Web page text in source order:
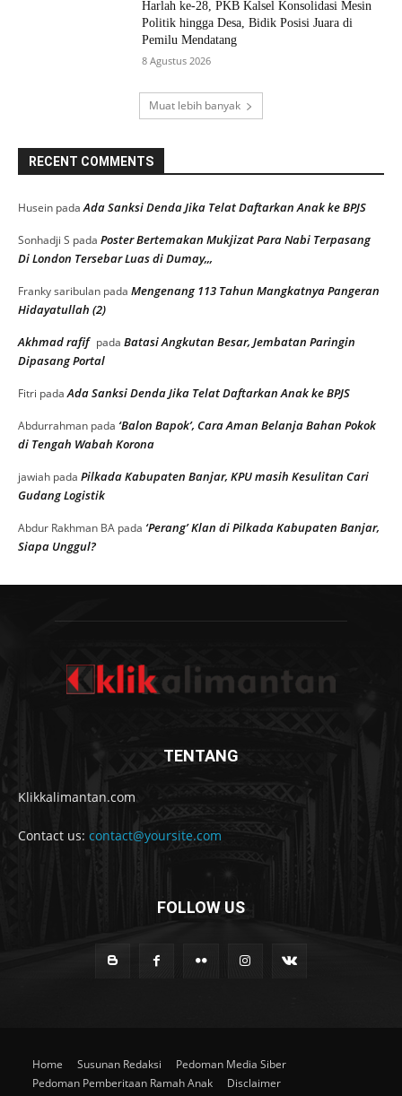
Harlah ke-28, PKB Kalsel Konsolidasi Mesin
Politik hingga Desa, Bidik Posisi Juara di
Pemilu Mendatang
8 Agustus 2026
Muat lebih banyak
RECENT COMMENTS
Husein padaAda Sanksi Denda Jika Telat Daftarkan Anak ke BPJS
Sonhadji S pada Poster Bertemakan Mukjizat Para Nabi Terpasang
Di London Tersebar Luas di Dumay,,,
Franky saribulan pada Mengenang 113 Tahun Mangkatnya Pangeran
Hidayatullah (2)
Akhmad rafif pada Batasi Angkutan Besar, Jembatan Paringin
Dipasang Portal
Fitri padaAda Sanksi Denda Jika Telat Daftarkan Anak ke BPJS
Abdurrahman pada ‘Balon Bapok’, Cara Aman Belanja Bahan Pokok
di Tengah Wabah Korona
jawiah pada Pilkada Kabupaten Banjar, KPU masih Kesulitan Cari
Gudang Logistik
Abdur Rakhman BA pada ‘Perang’ Klan di Pilkada Kabupaten Banjar,
Siapa Unggul?
TENTANG
Klikkalimantan.com
Contact us: contact@yoursite.com
FOLLOW US
Home Susunan Redaksi
Pedoman Media Siber
Pedoman Pemberitaan Ramah Anak
Disclaimer